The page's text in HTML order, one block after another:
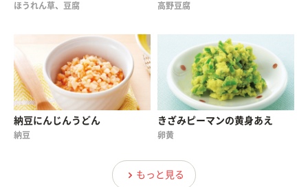
ほうれん草、豆腐 高野豆腐
納豆にんじんうどん
納豆
きざみピーマンの黄身あえ
卵黄
もっと見る